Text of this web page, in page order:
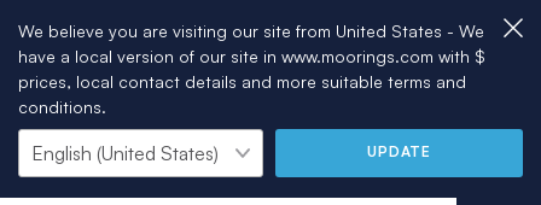
We believe you are visiting our site from United States - We
have a local version of our site in www.moorings.com with $
prices, local contact details and more suitable terms and
conditions.
UPDATE